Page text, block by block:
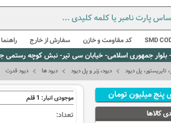
SMD کد مقاومت و خازن سفارش از خارج راهنما
خیابان سی تیر- نبش کوچه رستمی جاهد- پلاک67- واحد2 - تلفن:02165021256 و 02165021235، پیام رسان بله:
تایریستور، پل دیود دیود، زنر و پل دیود دیود ها دیود قدرت
موجودی انبار: 1 قلم
تعداد:
پنج میلیون تومان
کالاها